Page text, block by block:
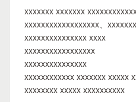
xxxxxxx xxxxxxx
xxxxxxxxxxxxxxxxxx、
xxxxxxxxxxxxxxx xxxx
xxxxxxxxxxxxxxxxx
xxxxxxxxxxxxxxx
xxxxxxxxxxxx xxxxxxx xxxxx
xxxxxxxx xxxxx xxxxxxxxxx